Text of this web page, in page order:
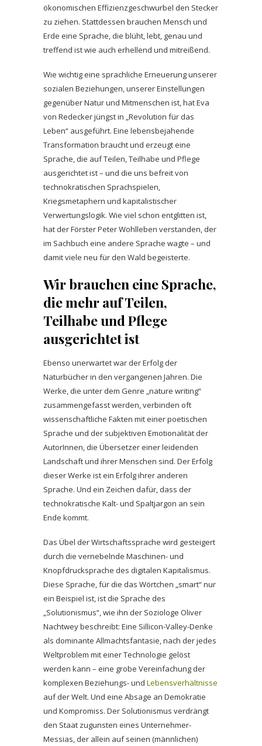
ökonomischen Effizienzgeschwurbel den Stecker
zu ziehen. Stattdessen brauchen Mensch und
Erde eine Sprache, die blüht, lebt, genau und
treffend ist wie auch erhellend und mitreißend.
Wie wichtig eine sprachliche Erneuerung unserer
sozialen Beziehungen, unserer Einstellungen
gegenüber Natur und Mitmenschen ist, hat Eva
von Redecker jüngst in „Revolution für das
Leben“ ausgeführt. Eine lebensbejahende
Transformation braucht und erzeugt eine
Sprache, die auf Teilen, Teilhabe und Pflege
ausgerichtet ist – und die uns befreit von
technokratischen Sprachspielen,
Kriegsmetaphern und kapitalistischer
Verwertungslogik. Wie viel schon entglitten ist,
hat der Förster Peter Wohlleben verstanden, der
im Sachbuch eine andere Sprache wagte – und
damit viele neu für den Wald begeisterte.
Wir brauchen eine Sprache,
die mehr auf Teilen,
Teilhabe und Pflege
ausgerichtet ist
Ebenso unerwartet war der Erfolg der
Naturbücher in den vergangenen Jahren. Die
Werke, die unter dem Genre „nature writing“
zusammengefasst werden, verbinden oft
wissenschaftliche Fakten mit einer poetischen
Sprache und der subjektiven Emotionalität der
AutorInnen, die Übersetzer einer leidenden
Landschaft und ihrer Menschen sind. Der Erfolg
dieser Werke ist ein Erfolg ihrer anderen
Sprache. Und ein Zeichen dafür, dass der
technokratische Kalt- und Spaltjargon an sein
Ende kommt.
Das Übel der Wirtschaftssprache wird gesteigert
durch die vernebelnde Maschinen- und
Knopfdrucksprache des digitalen Kapitalismus.
Diese Sprache, für die das Wörtchen „smart“ nur
ein Beispiel ist, ist die Sprache des
„Solutionismus“, wie ihn der Soziologe Oliver
Nachtwey beschreibt: Eine Sillicon-Valley-Denke
als dominante Allmachtsfantasie, nach der jedes
Weltproblem mit einer Technologie gelöst
werden kann – eine grobe Vereinfachung der
komplexen Beziehungs- und Lebensverhältnisse
auf der Welt. Und eine Absage an Demokratie
und Kompromiss. Der Solutionismus verdrängt
den Staat zugunsten eines Unternehmer-
Messias, der allein auf seinen (männlichen)